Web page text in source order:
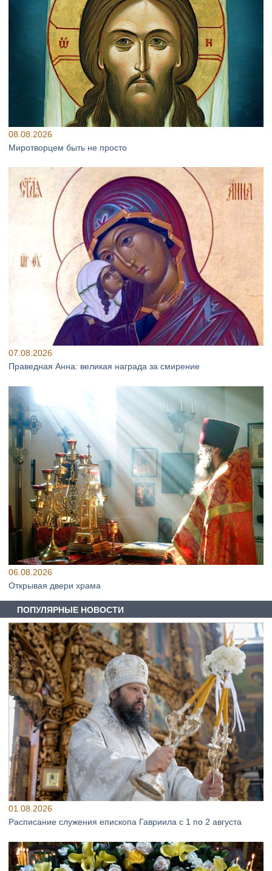
08.08.2026
Миротворцем быть не просто
07.08.2026
Праведная Анна: великая награда за смирение
06.08.2026
Открывая двери храма
ПОПУЛЯРНЫЕ НОВОСТИ
01.08.2026
Расписание служения епископа Гавриила с 1 по 2 августа